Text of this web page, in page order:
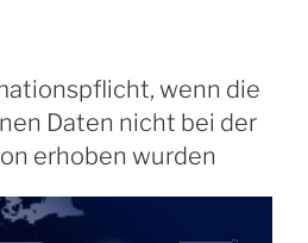
wenn die
Daten nicht bei der
erhoben wurden